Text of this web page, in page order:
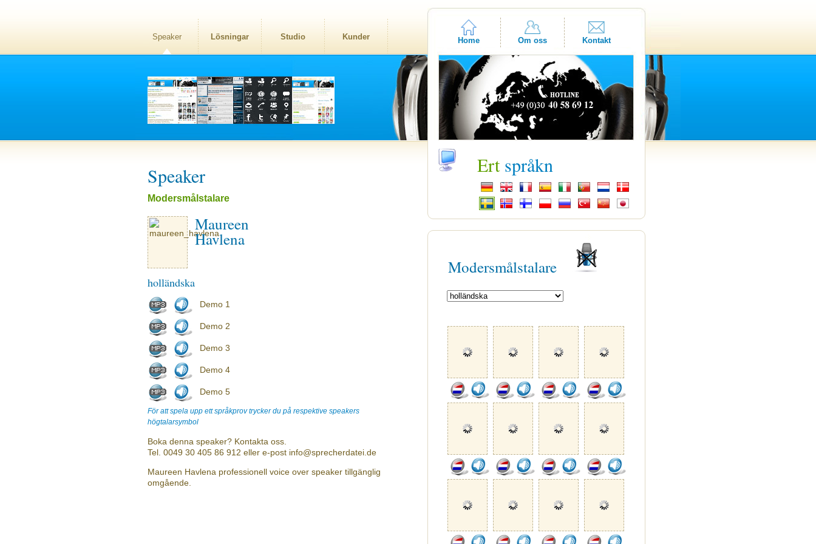
Speaker Lösningar Studio Kunder Home Om oss Kontakt
Speaker
Modersmålstalare
Maureen
Havlena
holländska
Demo 1
Demo 2
Demo 3
Demo 4
Demo 5
För att spela upp ett språkprov trycker du på respektive speakers
högtalarsymbol
Boka denna speaker? Kontakta oss.
Tel. 0049 30 405 86 912 eller e-post info@sprecherdatei.de
Maureen Havlena professionell voice over speaker tillgänglig
omgående.
Ert språkn
Modersmålstalare